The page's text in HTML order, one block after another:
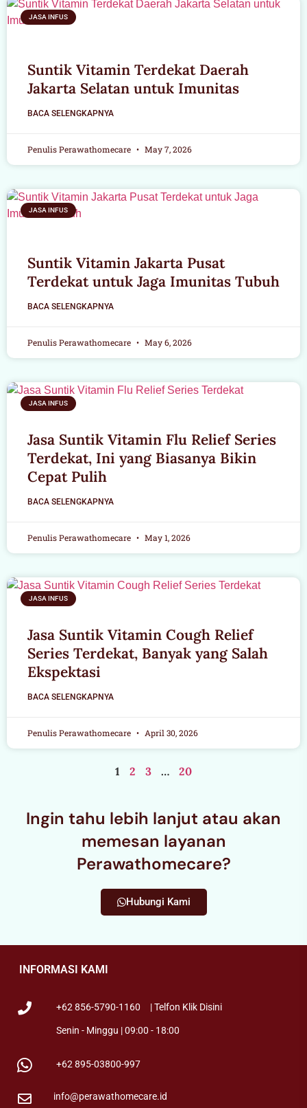
JASA INFUS
Suntik Vitamin Terdekat Daerah
Jakarta Selatan untuk Imunitas
BACA SELENGKAPNYA
Penulis Perawathomecare May 7, 2026
JASA INFUS
Suntik Vitamin Jakarta Pusat
Terdekat untuk Jaga Imunitas Tubuh
BACA SELENGKAPNYA
Penulis Perawathomecare May 6, 2026
JASA INFUS
Jasa Suntik Vitamin Flu Relief Series
Terdekat, Ini yang Biasanya Bikin
Cepat Pulih
BACA SELENGKAPNYA
Penulis Perawathomecare May 1, 2026
JASA INFUS
Jasa Suntik Vitamin Cough Relief
Series Terdekat, Banyak yang Salah
Ekspektasi
BACA SELENGKAPNYA
Penulis Perawathomecare April 30, 2026
1 2 3 … 20
Ingin tahu lebih lanjut atau akan
memesan layanan
Perawathomecare?
Hubungi Kami
INFORMASI KAMI
| Telfon Klik Disini
+62 856-5790-1160
Senin - Minggu | 09:00 - 18:00
+62 895-03800-997
info@perawathomecare.id